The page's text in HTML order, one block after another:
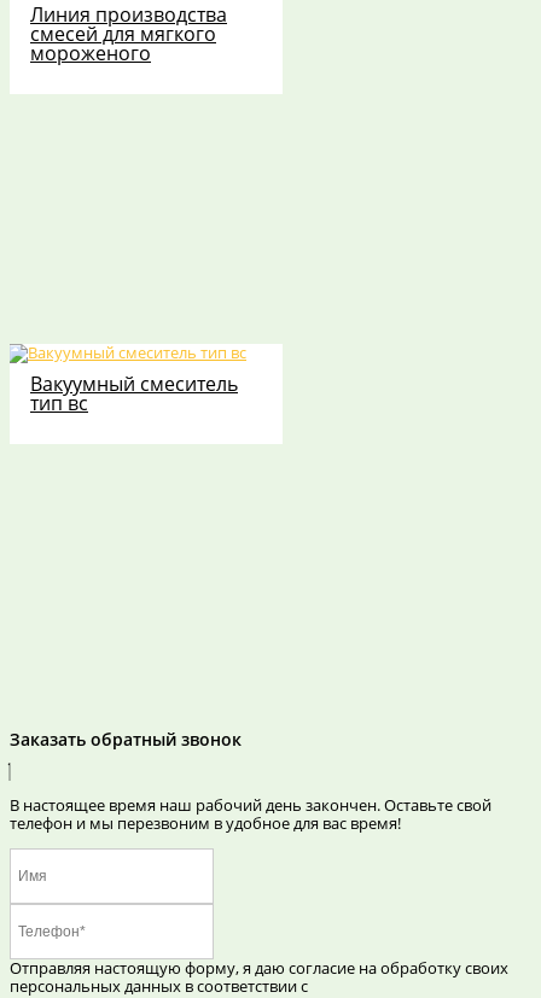
Линия производства
смесей для мягкого
мороженого
Вакуумный смеситель
тип вс
Заказать обратный звонок
В настоящее время наш рабочий день закончен. Оставьте свой
телефон и мы перезвоним в удобное для вас время!
Отправляя настоящую форму, я даю согласие на обработку своих
персональных данных в соответствии с